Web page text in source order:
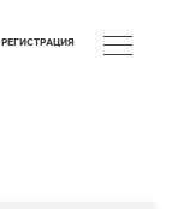
РЕГИСТРАЦИЯ